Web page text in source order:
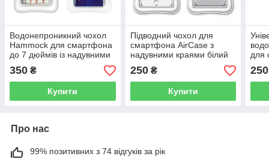
Водонепроникний чохол
Hammock для смартфона
до 7 дюймів із надувними
краями зелений
350 ₴
Купити
Підводний чохол для
смартфона AirCase з
надувними краями білий
250₴
Купити
для
250
Про нас
99% позитивних з 74 відгуків за рік